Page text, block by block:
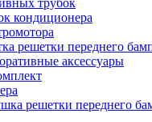
трубок
кондиционера
решетки переднего
аксессуары
решетки переднего